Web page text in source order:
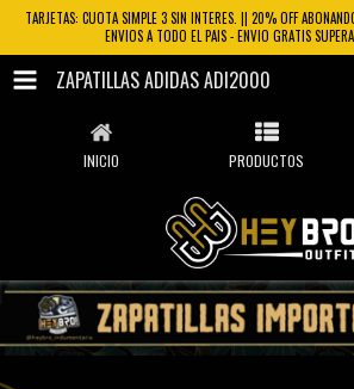
TARJETAS: CUOTA SIMPLE 3 SIN INTERES. || 20% OFF
ENVIOS A TODO EL PAIS - ENVIO GRATIS
ZAPATILLAS ADIDAS ADI2000
INICIO PRODUCTOS